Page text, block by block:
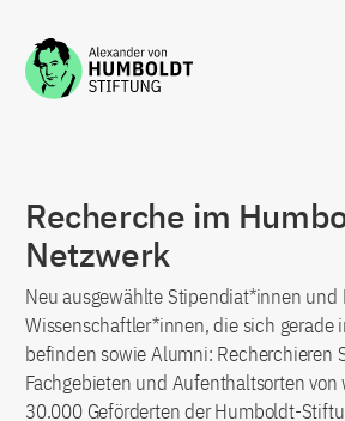
Zum Inhalt springen
Recherche im
Netzwerk
Neu ausgewählte Stipendiat*innen und
Wissenschaftler*innen, die sich gerade
befinden sowie Alumni: Recherchieren
Fachgebieten und Aufenthaltsorten
30.000 Geförderten der Humboldt-